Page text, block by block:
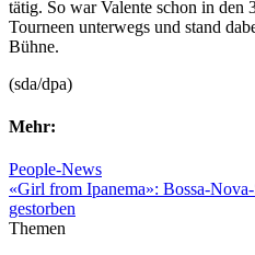
tätig. So war Valente schon in den
Tourneen unterwegs und stand
Bühne.
(sda/dpa)
Mehr:
People-News
«Girl from Ipanema»: Bossa-
gestorben
Themen